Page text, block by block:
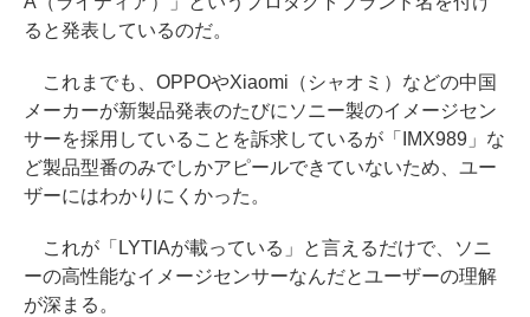
ると発表しているのだ。
これまでも、OPPOやXiaomi（シャオミ）などの中国
メーカーが新製品発表のたびにソニー製のイメージセン
サーを採用していることを訴求しているが「IMX989」な
ど製品型番のみでしかアピールできていないため、ユー
ザーにはわかりにくかった。
これが「LYTIAが載っている」と言えるだけで、ソニ
ーの高性能なイメージセンサーなんだとユーザーの理解
が深まる。